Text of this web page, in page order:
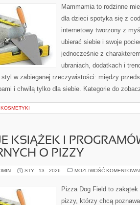
Mammamia to rodzinne
dla dzieci spotyka się z
internetowy tworzony z
ubierać siebie i swoje
jednocześnie z
ubraniach, dodatkach i
styl w zabieganej rzeczywistości: między
i chwilą tylko dla siebie. Kategorie do
KOSMETYKI
KSIĄŻEK I
O PIZZY
STY - 13 - 2026 MOŻLIWOŚĆ
Pizza Dog Field to zakątek
pizzy, którzy chcą